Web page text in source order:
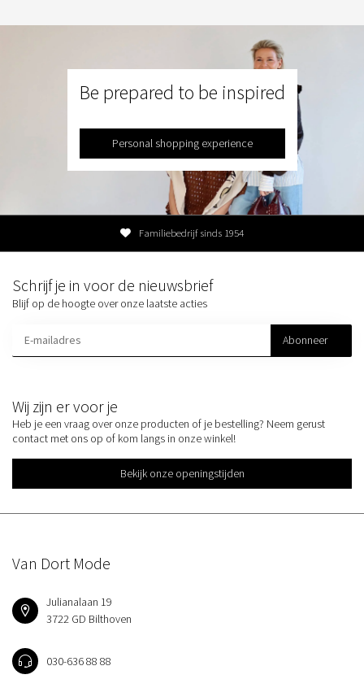
Be prepared to be inspired
Personal shopping experience
Familiebedrijf sinds 1954
Wij zijn er voor je
Heb je een vraag over onze producten of je bestelling? Neem gerust
contact met ons op of kom langs in onze winkel!
Bekijk onze openingstijden
Schrijf je in voor de nieuwsbrief
Blijf op de hoogte over onze laatste acties
Abonneer
Van Dort Mode
Julianalaan 19
3722 GD Bilthoven
030-636 88 88